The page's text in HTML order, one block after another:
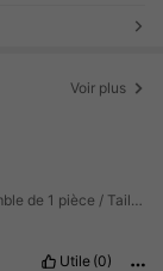
Voir plus
Utile (0)